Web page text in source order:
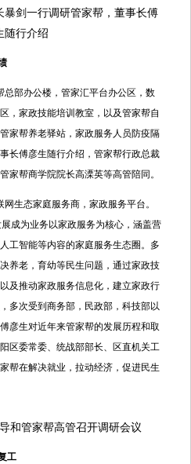
剑一行调研管家帮，董事长傅
随行介绍
部办公楼，管家汇平台办公区，数
，家政技能培训教室，以及管家帮自
家帮养老驿站，家政服务人员防疫隔
长傅彦生随行介绍，管家帮行政总裁
家帮商学院院长高溧英等高管陪同。
生态家庭服务商，家政服务平台。
成为业务以家政服务为核心，涵盖营
工智能等内容的家庭服务生态圈。多
养老，育幼等民生问题，通过家政技
及推动家政服务信息化，建立家政行
多次受到商务部，民政部，科技部以
彦生对近年来管家帮的发展历程和取
区委常委、统战部部长、区直机关工
帮在解决就业，拉动经济，促进民生
和管家帮高管召开调研会议
工